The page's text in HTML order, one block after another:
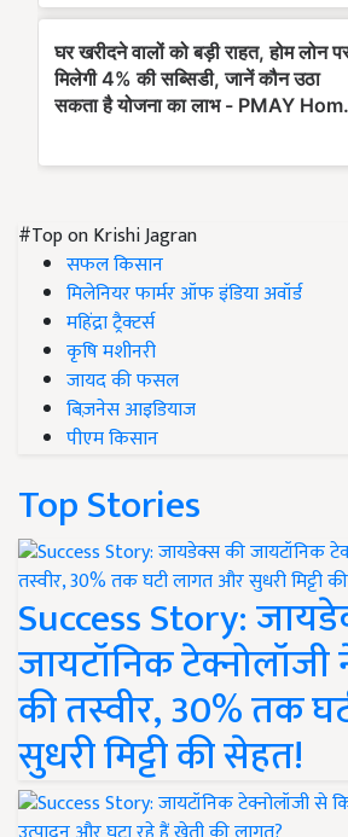
#Top on Krishi Jagran
सफल किसान
मिलेनियर फार्मर ऑफ इंडिया अवॉर्ड
महिंद्रा ट्रैक्टर्स
कृषि मशीनरी
जायद की फसल
बिज़नेस आइडियाज
पीएम किसान
Top Stories
Success Story:
जायटॉनिक
की तस्वीर, 30% तक
सुधरी मिट्टी की सेहत!